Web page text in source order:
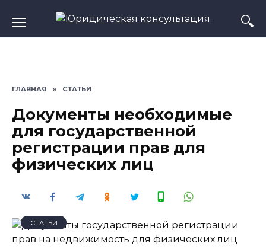
содержанию
ГЛАВНАЯ » СТАТЬИ
Документы необходимые
для государственной
регистрации прав для
физических лиц
СТАТЬИ